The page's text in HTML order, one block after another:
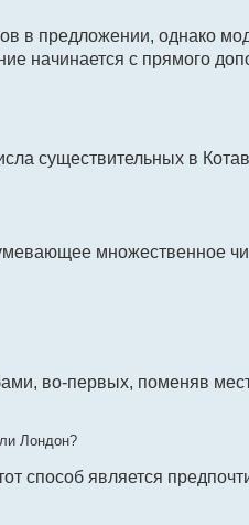
в предложении, однако
начинается с прямого
существительных в
множественное
во-первых, поменяв
Лондон?
способ является